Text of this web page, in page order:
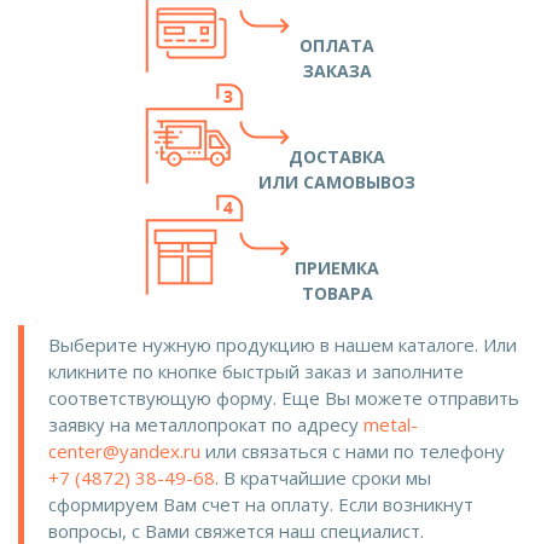
ОПЛАТА
ЗАКАЗА
ДОСТАВКА
ИЛИ САМОВЫВОЗ
ПРИЕМКА
ТОВАРА
Выберите нужную продукцию в нашем каталоге. Или
кликните по кнопке быстрый заказ и заполните
соответствующую форму. Еще Вы можете отправить
заявку на металлопрокат по адресу metal-
center@yandex.ru или связаться с нами по телефону
+7 (4872) 38-49-68. В кратчайшие сроки мы
сформируем Вам счет на оплату. Если возникнут
вопросы, с Вами свяжется наш специалист.